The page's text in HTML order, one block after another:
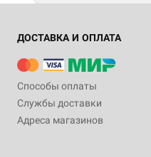
ДОСТАВКА И ОПЛАТА
Способы оплаты
Службы доставки
Адреса магазинов